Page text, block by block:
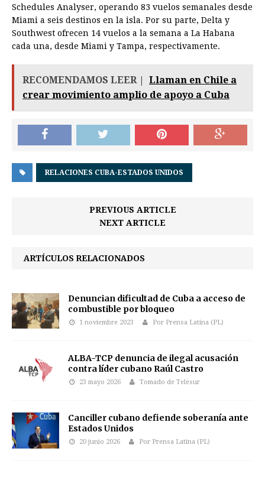
Schedules Analyser, operando 83 vuelos semanales desde
Miami a seis destinos en la isla. Por su parte, Delta y
Southwest ofrecen 14 vuelos a la semana a La Habana
cada una, desde Miami y Tampa, respectivamente.
RECOMENDAMOS LEER |
Llaman en Chile a
crear movimiento amplio de apoyo a Cuba
RELACIONES CUBA-ESTADOS UNIDOS
PREVIOUS ARTICLE
NEXT ARTICLE
ARTÍCULOS RELACIONADOS
Denuncian dificultad de Cuba a acceso de
combustible por bloqueo
1 noviembre 2023 Por Prensa Latina (PL)
ALBA-TCP denuncia de ilegal acusación
contra líder cubano Raúl Castro
23 mayo 2026 Tomado de Telesur
Canciller cubano defiende soberanía ante
Estados Unidos
20 junio 2026 Por Prensa Latina (PL)